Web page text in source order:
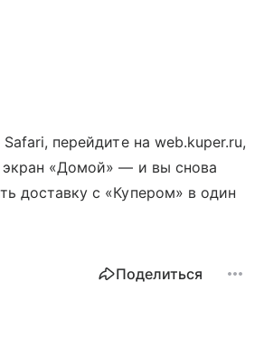
перейдите на web.kuper.ru,
экран «Домой» — и вы снова
доставку с «Купером» в один
Поделиться